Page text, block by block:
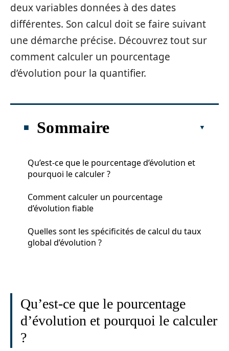
deux variables données à des dates
différentes. Son calcul doit se faire suivant
une démarche précise. Découvrez tout sur
comment calculer un pourcentage
d’évolution pour la quantifier.
Sommaire
Qu’est-ce que le pourcentage d’évolution et
pourquoi le calculer ?
Comment calculer un pourcentage
d’évolution fiable
Quelles sont les spécificités de calcul du taux
global d’évolution ?
Qu’est-ce que le pourcentage
d’évolution et pourquoi le calculer
?